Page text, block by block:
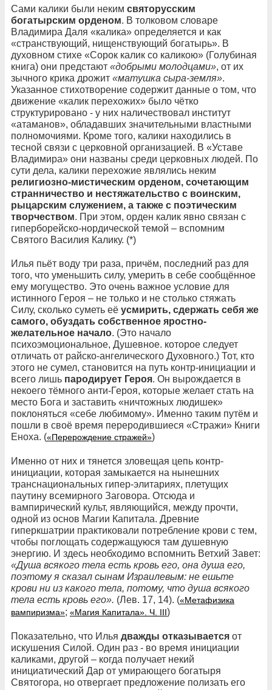
Сами калики были неким святорусским
богатырским орденом. В толковом словаре
Владимира Даля «калика» определяется и как
«странствующий, нищенствующий богатырь». В
духовном стихе «Сорок калик со каликою» (Голубиная
книга) они предстают «добрыми молодцами», от их
зычного крика дрожит «матушка сыра-земля».
Указанное стихотворение содержит данные о том, что
движение «калик перехожих» было чётко
структурировано - у них наличествовал институт
«атаманов», обладавших значительными властными
полномочиями. Кроме того, калики находились в
тесной связи с церковной организацией. В «Уставе
Владимира» они названы среди церковных людей. По
сути дела, калики перехожие являлись неким
религиозно-мистическим орденом, сочетающим
странничество и нестяжательство с воинским,
рыцарским служением, а также с поэтическим
творчеством. При этом, орден калик явно связан с
гиперборейско-нордической темой – вспомним
Святого Василия Калику. (*)
Илья пьёт воду три раза, причём, последний раз для
того, что уменьшить силу, умерить в себе сообщённое
ему могущество. Это очень важное условие для
истинного Героя – не только и не столько стяжать
Силу, сколько суметь её усмирить, сдержать себя же
самого, обуздать собственное яростно-
желательное начало. (Это начало
психоэмоциональное, Душевное. которое следует
отличать от райско-ангелического Духовного.) Тот, кто
этого не сумел, становится на путь контр-инициации и
всего лишь пародирует Героя. Он вырождается в
некоего тёмного анти-Героя, которые желает стать на
место Бога и заставить «ничтожных людишек»
поклоняться «себе любимому». Именно таким путём и
пошли в своё время переродившиеся «Стражи» Книги
Еноха. («Перерождение стражей»)
Именно от них и тянется зловещая цепь контр-
инициации, которая замыкается на нынешних
транснациональных гипер-элитариях, плетущих
паутину всемирного Заговора. Отсюда и
вампирический культ, являющийся, между прочти,
одной из основ Магии Капитала. Древние
гиперкшатрии практиковали потребление крови с тем,
чтобы поглощать содержащуюся там душевную
энергию. И здесь необходимо вспомнить Ветхий Завет:
«Душа всякого тела есть кровь его, она душа его,
поэтому я сказал сынам Израилевым: не ешьте
крови ни из какого тела, потому, что душа всякого
тела есть кровь его». (Лев. 17, 14). («Метафизика
вампиризма»; «Магия Капитала». Ч. III)
Показательно, что Илья дважды отказывается от
искушения Силой. Один раз - во время инициации
каликами, другой – когда получает некий
инициатический Дар от умирающего богатыря
Святогора, но отвергает предложение полизать его